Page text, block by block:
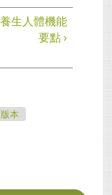
生人體機能
要點 ›
本